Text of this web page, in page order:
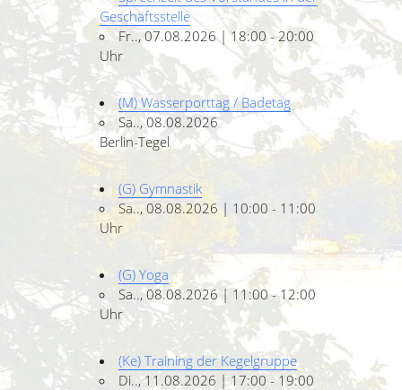
Geschäftsstelle
Fr.., 07.08.2026 | 18:00 - 20:00
Uhr
(M) Wasserporttag / Badetag
Sa.., 08.08.2026
Berlin-Tegel
(G) Gymnastik
Sa.., 08.08.2026 | 10:00 - 11:00
Uhr
(G) Yoga
Sa.., 08.08.2026 | 11:00 - 12:00
Uhr
(Ke) Training der Kegelgruppe
Di.., 11.08.2026 | 17:00 - 19:00